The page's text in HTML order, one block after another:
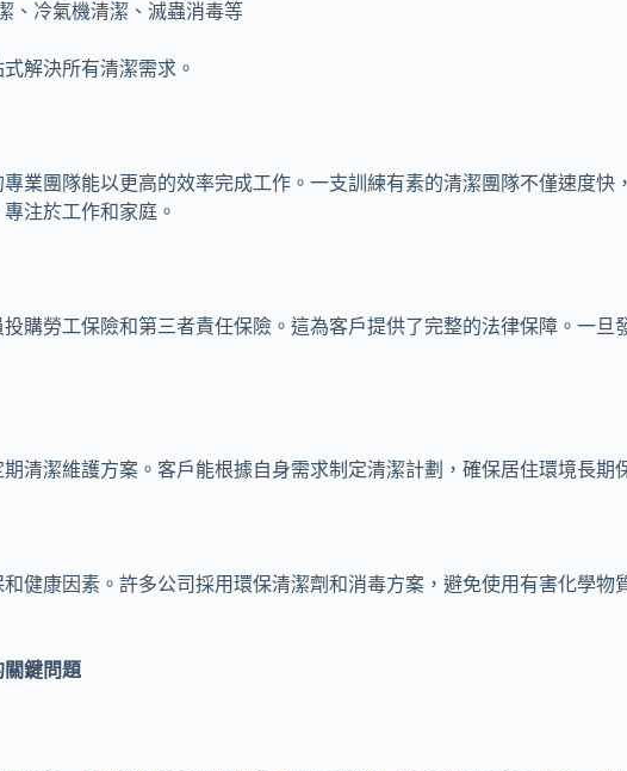
、冷氣機清潔、滅蟲消毒等
解決所有清潔需求。
業團隊能以更高的效率完成工作。一支訓練有素的清潔團隊不僅速度
注於工作和家庭。
購勞工保險和第三者責任保險。這為客戶提供了完整的法律保障。一
清潔維護方案。客戶能根據自身需求制定清潔計劃，確保居住環境長
健康因素。許多公司採用環保清潔劑和消毒方案，避免使用有害化學
關鍵問題